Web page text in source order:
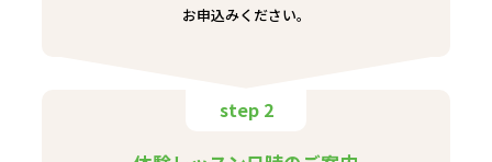
お申込みください。
step 2